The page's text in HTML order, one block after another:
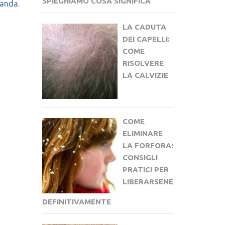
LA CADUTA
DEI CAPELLI:
COME
RISOLVERE
LA CALVIZIE
COME
ELIMINARE
LA FORFORA:
CONSIGLI
PRATICI PER
LIBERARSENE
DEFINITIVAMENTE